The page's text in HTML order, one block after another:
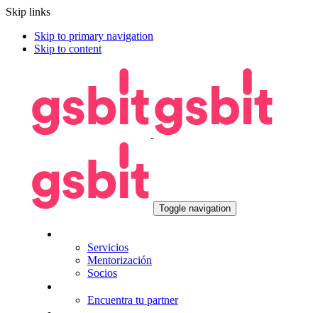
Skip links
Skip to primary navigation
Skip to content
Toggle navigation
Servicios
Mentorización
Socios
Encuentra tu partner